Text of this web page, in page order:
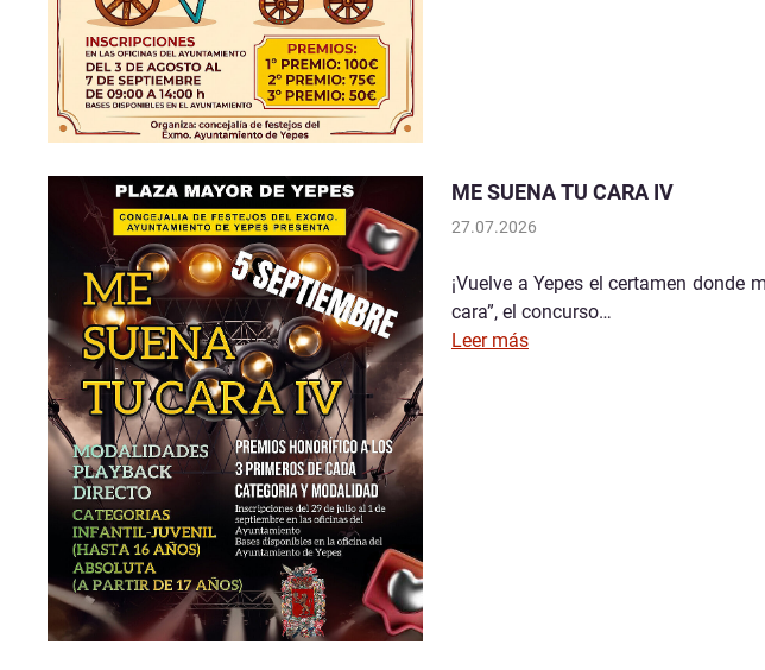
ME SUENA TU CARA IV
27.07.2026
¡Vuelve a Yepes el certamen donde
cara”, el concurso…
Leer más